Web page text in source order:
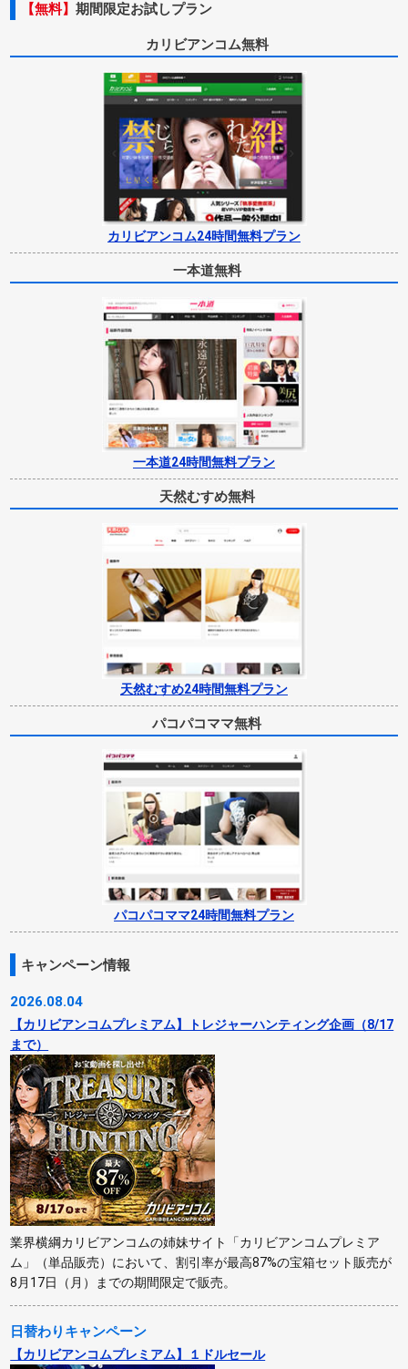
【無料】期間限定お試しプラン
カリビアンコム無料
カリビアンコム24時間無料プラン
一本道無料
一本道24時間無料プラン
天然むすめ無料
天然むすめ24時間無料プラン
パコパコママ無料
パコパコママ24時間無料プラン
キャンペーン情報
2026.08.04
【カリビアンコムプレミアム】トレジャーハンティング企画（8/17
まで）
業界横綱カリビアンコムの姉妹サイト「カリビアンコムプレミア
ム」（単品販売）において、割引率が最高87%の宝箱セット販売が
8月17日（月）までの期間限定で販売。
日替わりキャンペーン
【カリビアンコムプレミアム】１ドルセール